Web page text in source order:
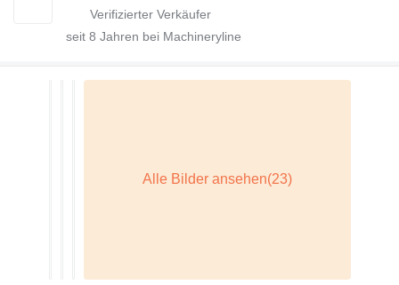
seit 8 Jahren bei Machineryline